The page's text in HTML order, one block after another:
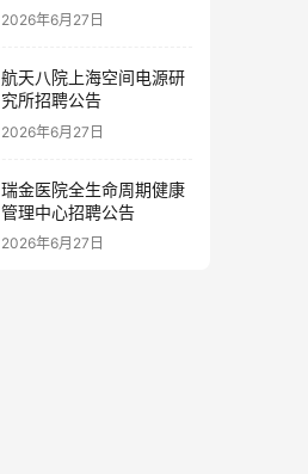
2026年6月27日
航天八院上海空间电源研
究所招聘公告
2026年6月27日
瑞金医院全生命周期健康
管理中心招聘公告
2026年6月27日